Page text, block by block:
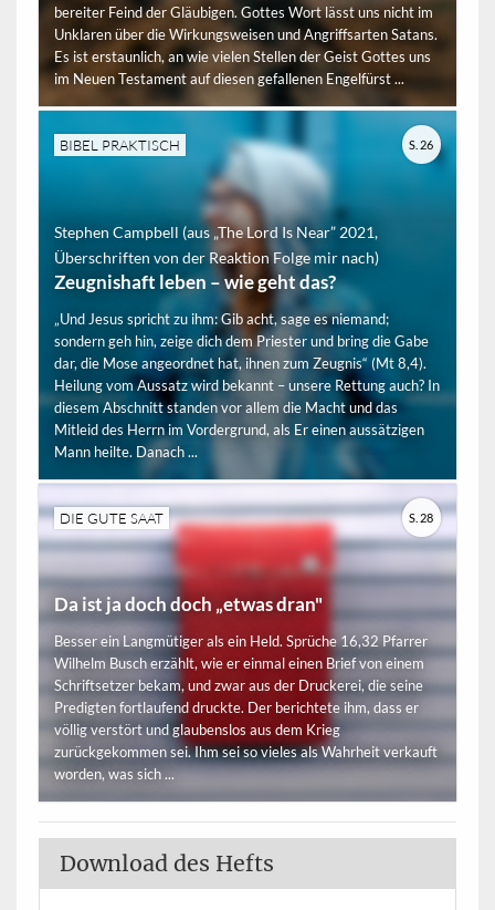
bereiter Feind der Gläubigen. Gottes Wort lässt uns nicht im
Unklaren über die Wirkungsweisen und Angriffsarten Satans.
Es ist erstaunlich, an wie vielen Stellen der Geist Gottes uns
im Neuen Testament auf diesen gefallenen Engelfürst ...
BIBEL PRAKTISCH
Stephen Campbell (aus „The Lord Is Near” 2021,
Überschriften von der Reaktion Folge mir nach)
Zeugnishaft leben – wie geht das?
„Und Jesus spricht zu ihm: Gib acht, sage es niemand;
sondern geh hin, zeige dich dem Priester und bring die Gabe
dar, die Mose angeordnet hat, ihnen zum Zeugnis“ (Mt 8,4).
Heilung vom Aussatz wird bekannt – unsere Rettung auch? In
diesem Abschnitt standen vor allem die Macht und das
Mitleid des Herrn im Vordergrund, als Er einen aussätzigen
Mann heilte. Danach ...
S. 26
DIE GUTE SAAT
Da ist ja doch doch „etwas dran"
Besser ein Langmütiger als ein Held. Sprüche 16,32 Pfarrer
Wilhelm Busch erzählt, wie er einmal einen Brief von einem
Schriftsetzer bekam, und zwar aus der Druckerei, die seine
Predigten fortlaufend druckte. Der berichtete ihm, dass er
völlig verstört und glaubenslos aus dem Krieg
zurückgekommen sei. Ihm sei so vieles als Wahrheit verkauft
worden, was sich ...
S. 28
Download des Hefts